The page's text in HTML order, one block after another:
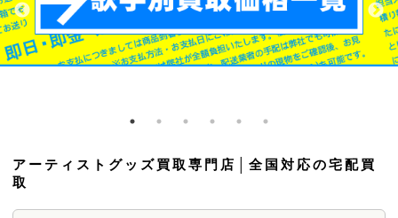
アーティストグッズ買取専門店│全国対応の宅配買
取